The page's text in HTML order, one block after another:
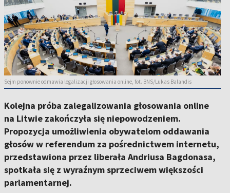
Sejm ponownie odmawia legalizacji głosowania online, fot. BNS/Lukas Balandis
Kolejna próba zalegalizowania głosowania online
na Litwie zakończyła się niepowodzeniem.
Propozycja umożliwienia obywatelom oddawania
głosów w referendum za pośrednictwem internetu,
przedstawiona przez liberała Andriusa Bagdonasa,
spotkała się z wyraźnym sprzeciwem większości
parlamentarnej.